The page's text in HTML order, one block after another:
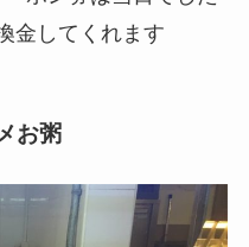
金してくれます
お粥